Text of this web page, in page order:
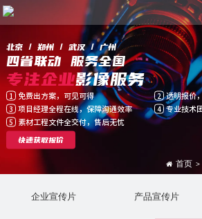
北京 / 郑州 / 武汉 / 广州
四省联动 服务全国
专注企业影像服务
1 免费出方案，可见可得 2 透明报价
3 项目经理全程在线，保障沟通效率 4 专业技术
5 素材工程文件全交付，售后无忧
快速获取报价
首页 >
企业宣传片 产品宣传片